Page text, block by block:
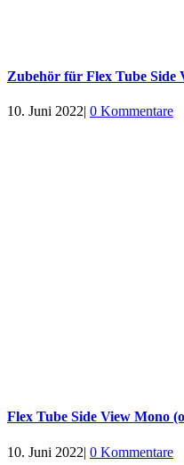
Zubehör für Flex Tube Side
10. Juni 2022| 0 Kommentare
Flex Tube Side View Mono
10. Juni 2022| 0 Kommentare